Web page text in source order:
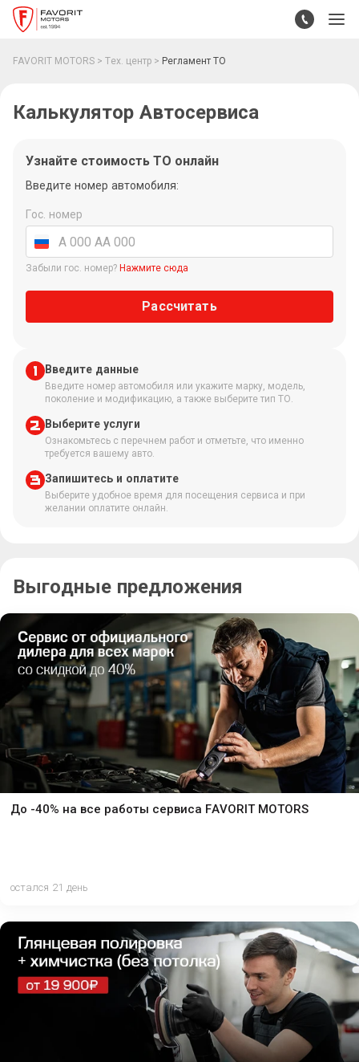
FAVORIT MOTORS Тех. центр Регламент ТО
Калькулятор Автосервиса
Узнайте стоимость ТО онлайн
Введите номер автомобиля:
Гос. номер
Забыли гос. номер? Нажмите сюда
Рассчитать
Введите данные
Введите номер автомобиля или укажите марку, модель,
поколение и модификацию, а также выберите тип ТО.
Выберите услуги
Ознакомьтесь с перечнем работ и отметьте, что именно
требуется вашему авто.
Запишитесь и оплатите
Выберите удобное время для посещения сервиса и при
желании оплатите онлайн.
Выгодные предложения
До -40% на все работы сервиса FAVORIT MOTORS
остался 21 день